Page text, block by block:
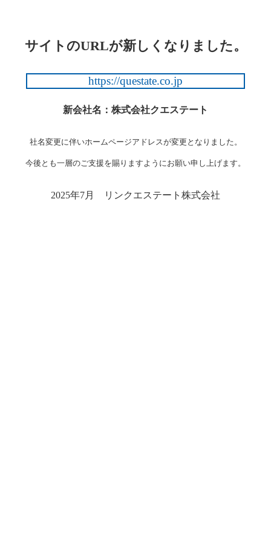
サイトのURLが新しくなりました。
https://questate.co.jp
新会社名：株式会社クエステート
社名変更に伴いホームページアドレスが変更となりました。
今後とも一層のご支援を賜りますようにお願い申し上げます。
2025年7月 リンクエステート株式会社